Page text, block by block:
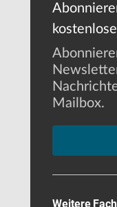
Mailbox.
Weitere